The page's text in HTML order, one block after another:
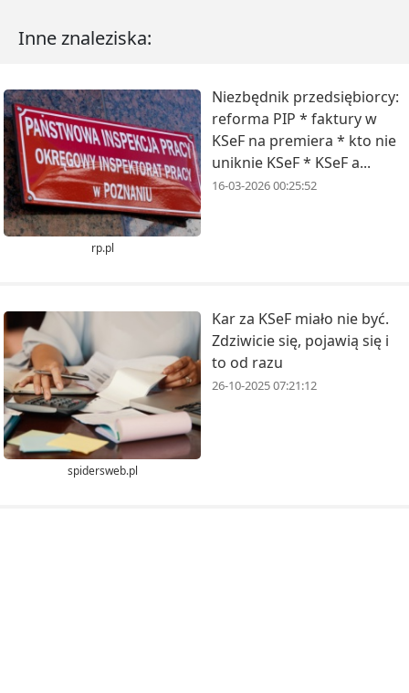
Inne znaleziska:
rp.pl
Niezbędnik przedsiębiorcy:
reforma PIP * faktury w
KSeF na premiera * kto nie
uniknie KSeF * KSeF a...
16-03-2026 00:25:52
spidersweb.pl
Kar za KSeF miało nie być.
Zdziwicie się, pojawią się i
to od razu
26-10-2025 07:21:12